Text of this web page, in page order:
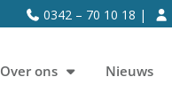
0342 – 70 10 18 |
Over ons Nieuws